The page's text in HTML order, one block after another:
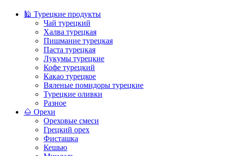
🕌 Турецкие продукты
Чай турецкий
Халва турецкая
Пишмание турецкая
Паста турецкая
Лукумы турецкие
Кофе турецкий
Какао турецкое
Вяленые помидоры турецкие
Турецкие оливки
Разное
🌰 Орехи
Ореховые смеси
Грецкий орех
Фисташка
Кешью